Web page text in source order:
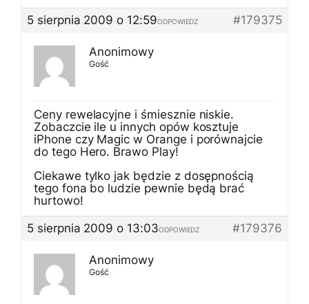
5 sierpnia 2009 o 12:59
#179375
ODPOWIEDZ
Anonimowy
Gość
Ceny rewelacyjne i śmiesznie niskie.
Zobaczcie ile u innych opów kosztuje
iPhone czy Magic w Orange i porównajcie
do tego Hero. Brawo Play!
Ciekawe tylko jak będzie z dosępnością
tego fona bo ludzie pewnie będą brać
hurtowo!
5 sierpnia 2009 o 13:03
#179376
ODPOWIEDZ
Anonimowy
Gość